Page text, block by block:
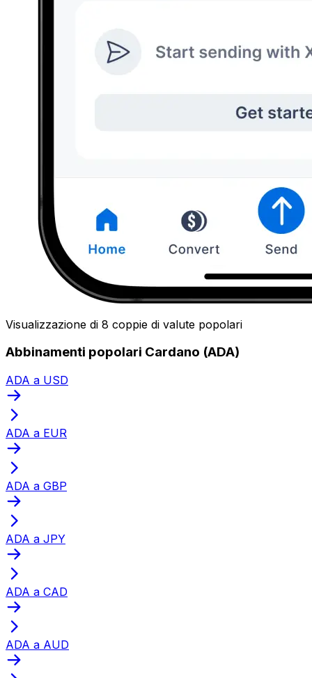
Visualizzazione di 8 coppie di valute popolari
Abbinamenti popolari Cardano (ADA)
ADA a USD
ADA a EUR
ADA a GBP
ADA a JPY
ADA a CAD
ADA a AUD